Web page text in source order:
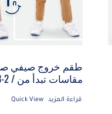
طقم خروج صيفي
مقاسات تبدأ من / 2-3-4-5
قراءة المزيد Quick View